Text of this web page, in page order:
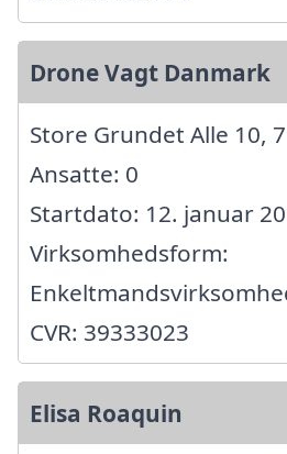
Drone Vagt Danmark
Store Grundet Alle 10,
Ansatte: 0
Startdato: 12. januar
Virksomhedsform:
CVR: 39333023
Elisa Roaquin